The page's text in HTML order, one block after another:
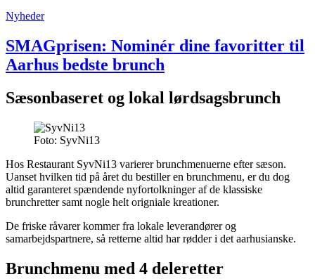
Nyheder
SMAGprisen: Nominér dine favoritter til
Aarhus bedste brunch
Sæsonbaseret og lokal lørdsagsbrunch
Foto: SyvNi13
Hos Restaurant SyvNi13 varierer brunchmenuerne efter sæson.
Uanset hvilken tid på året du bestiller en brunchmenu, er du dog
altid garanteret spændende nyfortolkninger af de klassiske
brunchretter samt nogle helt origniale kreationer.
De friske råvarer kommer fra lokale leverandører og
samarbejdspartnere, så retterne altid har rødder i det aarhusianske.
Brunchmenu med 4 deleretter